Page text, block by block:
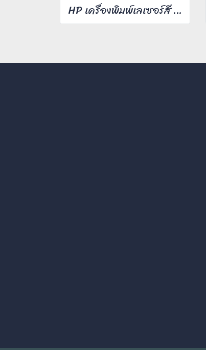
HP เครื่องพิมพ์เลเซอร์สี รุ่น Pro 3203dn